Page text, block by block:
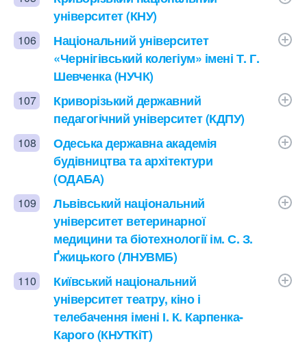
університет (КНУ)
106
Національний університет
«Чернігівський колегіум» імені Т. Г.
Шевченка (НУЧК)
107
Криворізький державний
педагогічний університет (КДПУ)
108
Одеська державна академія
будівництва та архітектури
(ОДАБА)
109
Львівський національний
університет ветеринарної
медицини та біотехнології ім. С. З.
Ґжицького (ЛНУВМБ)
110
Київський національний
університет театру, кіно і
телебачення імені І. К. Карпенка-
Карого (КНУТКіТ)